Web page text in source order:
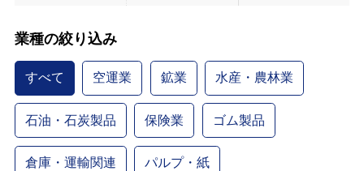
業種の絞り込み
すべて 空運業 鉱業 水産・農林業
石油・石炭製品 保険業 ゴム製品
倉庫・運輸関連 パルプ・紙